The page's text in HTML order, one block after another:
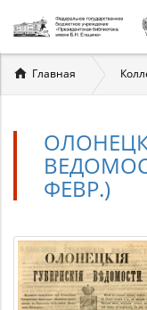
Вы
здесь
Главная
ФЕВР.)